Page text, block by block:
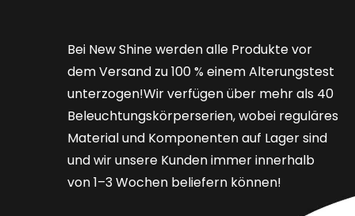
Bei New Shine werden alle Produkte vor
dem Versand zu 100 % einem Alterungstest
unterzogen!Wir verfügen über mehr als 40
Beleuchtungskörperserien, wobei reguläres
Material und Komponenten auf Lager sind
und wir unsere Kunden immer innerhalb
von 1–3 Wochen beliefern können!